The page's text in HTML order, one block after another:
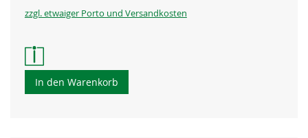
zzgl. etwaiger Porto und Versandkosten
In den Warenkorb